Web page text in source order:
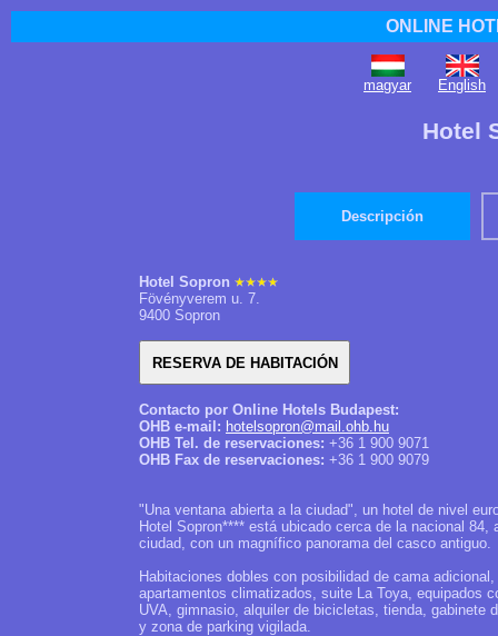
ONLINE
magyar English
Hotel
Descripción
Hotel Sopron
Fövényverem u. 7.
9400 Sopron
Contacto por Online Hotels Budapest:
OHB e-mail: hotelsopron@mail.ohb.hu
OHB Tel. de reservaciones: +36 1 900 9071
OHB Fax de reservaciones: +36 1 900 9079
"Una ventana abierta a la ciudad", un hotel de nivel
Hotel Sopron**** está ubicado cerca de la nacional
ciudad, con un magnífico panorama del casco antiguo.
Habitaciones dobles con posibilidad de cama
apartamentos climatizados, suite La Toya, equipados
UVA, gimnasio, alquiler de bicicletas, tienda,
y zona de parking vigilada.